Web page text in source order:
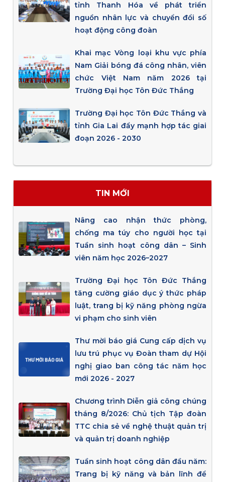
tỉnh Thanh Hóa về phát triển
nguồn nhân lực và chuyển đổi số
hoạt động công đoàn
Khai mạc Vòng loại khu vực phía
Nam Giải bóng đá công nhân, viên
chức Việt Nam năm 2026 tại
Trường Đại học Tôn Đức Thắng
Trường Đại học Tôn Đức Thắng và
tỉnh Gia Lai đẩy mạnh hợp tác giai
đoạn 2026 - 2030
TIN MỚI
Nâng cao nhận thức phòng,
chống ma túy cho người học tại
Tuần sinh hoạt công dân – Sinh
viên năm học 2026–2027
Trường Đại học Tôn Đức Thắng
tăng cường giáo dục ý thức pháp
luật, trang bị kỹ năng phòng ngừa
vi phạm cho sinh viên
Thư mời báo giá Cung cấp dịch vụ
lưu trú phục vụ Đoàn tham dự Hội
nghị giao ban công tác năm học
mới 2026 - 2027
Chương trình Diễn giả công chúng
tháng 8/2026: Chủ tịch Tập đoàn
TTC chia sẻ về nghệ thuật quản trị
và quản trị doanh nghiệp
Tuần sinh hoạt công dân đầu năm:
Trang bị kỹ năng và bản lĩnh để